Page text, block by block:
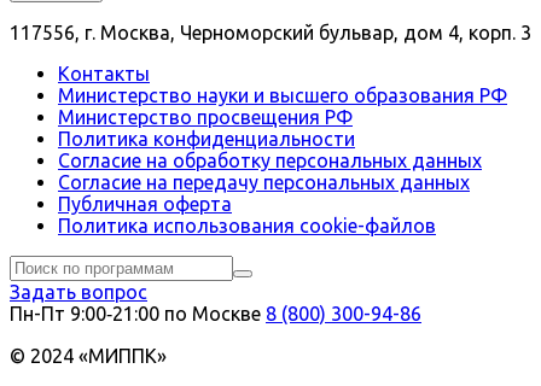
117556, г. Москва, Черноморский бульвар, дом 4, корп. 3
Контакты
Министерство науки и высшего образования РФ
Министерство просвещения РФ
Политика конфиденциальности
Согласие на обработку персональных данных
Согласие на передачу персональных данных
Публичная оферта
Политика использования сookie-файлов
Задать вопрос
Пн-Пт 9:00‑21:00 по Москве 8 (800) 300-94-86
© 2024 «МИППК»